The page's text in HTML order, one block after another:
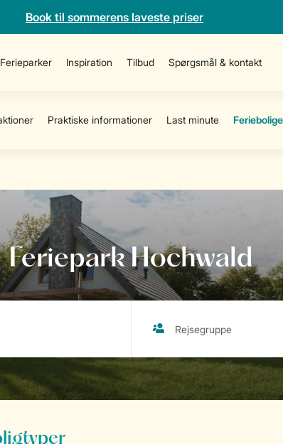
Book til sommerens laveste priser
Ferieparker Inspiration Tilbud Spørgsmål & kontakt